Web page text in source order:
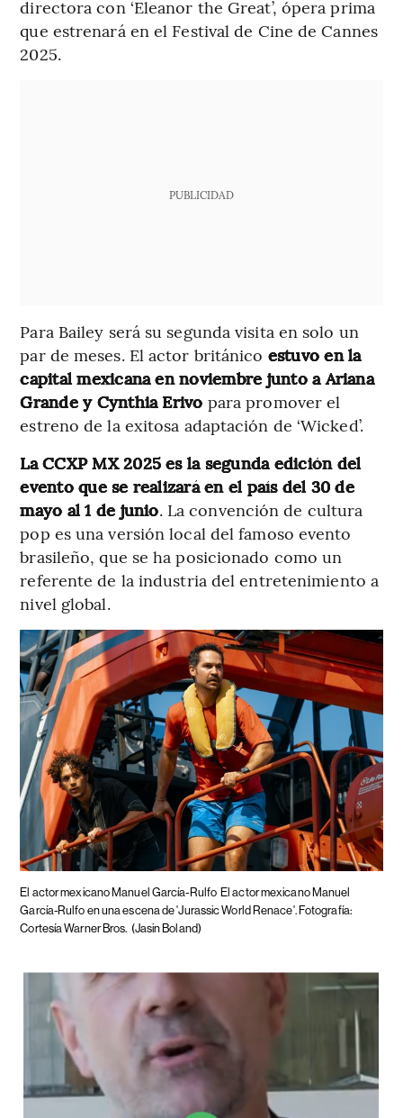
directora con ‘Eleanor the Great’, ópera prima
que estrenará en el Festival de Cine de Cannes
2025.
PUBLICIDAD
Para Bailey será su segunda visita en solo un
par de meses. El actor británico estuvo en la
capital mexicana en noviembre junto a Ariana
Grande y Cynthia Erivo para promover el
estreno de la exitosa adaptación de ‘Wicked’.
La CCXP MX 2025 es la segunda edición del
evento que se realizará en el país del 30 de
mayo al 1 de junio. La convención de cultura
pop es una versión local del famoso evento
brasileño, que se ha posicionado como un
referente de la industria del entretenimiento a
nivel global.
El actor mexicano Manuel García-Rulfo El actor mexicano Manuel
García-Rulfo en una escena de 'Jurassic World Renace'. Fotografía:
Cortesía Warner Bros. (Jasin Boland)